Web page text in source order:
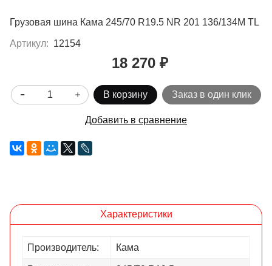
Грузовая шина Кама 245/70 R19.5 NR 201 136/134M TL
Артикул: 12154
18 270 ₽
В корзину Заказ в один клик
Добавить в сравнение
Характеристики
Производитель: Кама